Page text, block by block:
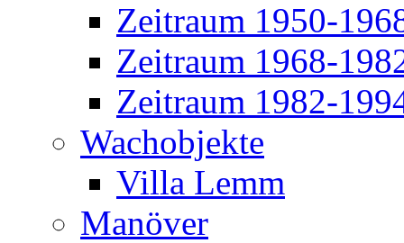
Zeitraum 1950-
Zeitraum 1968-
Zeitraum 1982-
Wachobjekte
Villa Lemm
Manöver